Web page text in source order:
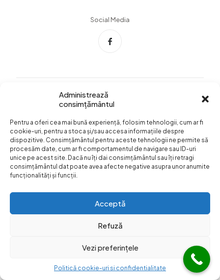
Administrează
consimțământul
Pentru a oferi cea mai bună experiență, folosim tehnologii, cum ar fi
cookie-uri, pentru a stoca și/sau accesa informațiile despre
dispozitive. Consimțământul pentru aceste tehnologii ne permite să
procesăm date, cum ar fi comportamentul de navigare sau ID-uri
unice pe acest site. Dacă nu îți dai consimțământul sau îți retragi
consimțământul dat poate avea afecte negative asupra unor anumite
funcționalități și funcții.
Acceptă
Refuză
Vezi preferințele
Politică cookie-uri si confidentialitate
Social Media
Termeni si conditii
Confidentialitatea
datelor
Livrare si plata
Formular retur
Web Hotel